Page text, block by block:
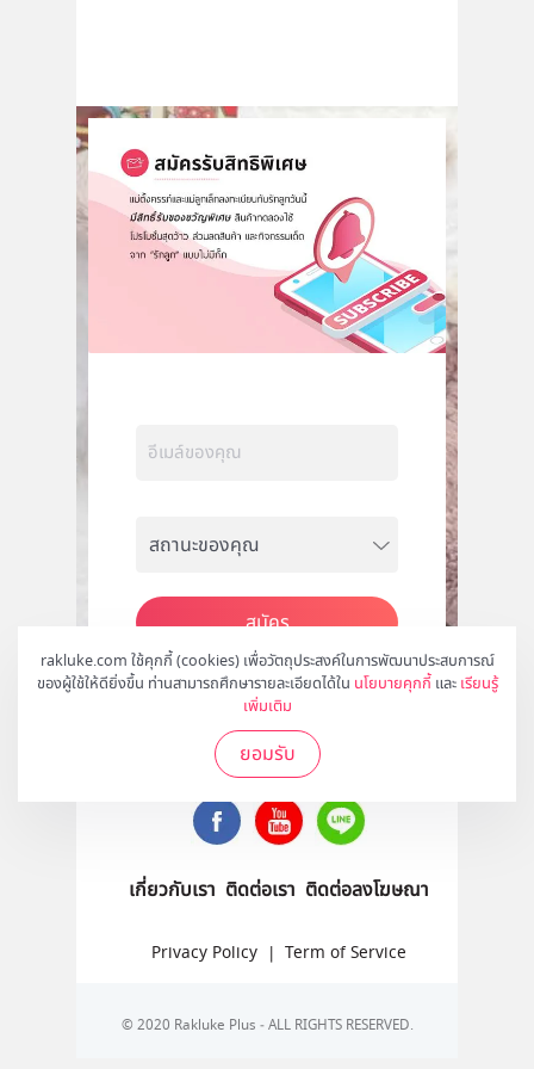
rakluke.com ใช้คุกกี้ (cookies) เพื่อวัตถุประสงค์ในการพัฒนาประสบการณ์
ของผู้ใช้ให้ดียิ่งขึ้น ท่านสามารถศึกษารายละเอียดได้ใน นโยบายคุกกี้ และ เรียนรู้
เพิ่มเติม
ยอมรับ
สมัคร
ติดตามเราได้ที่
เกี่ยวกับเรา ติดต่อเรา ติดต่อลงโฆษณา
Privacy Policy | Term of Service
© 2020 Rakluke Plus - ALL RIGHTS RESERVED.